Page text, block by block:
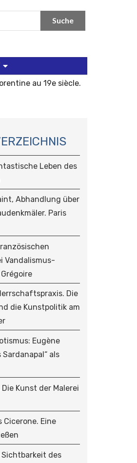
au 19e siècle.
Leben des
Abhandlung über
Paris
Vandalismus-
Die
die Kunstpolitik am
Eugène
Sardanapal“ als
Kunst der Malerei
Eine
des